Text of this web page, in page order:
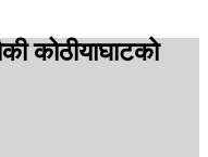
कोठीयाघाटको